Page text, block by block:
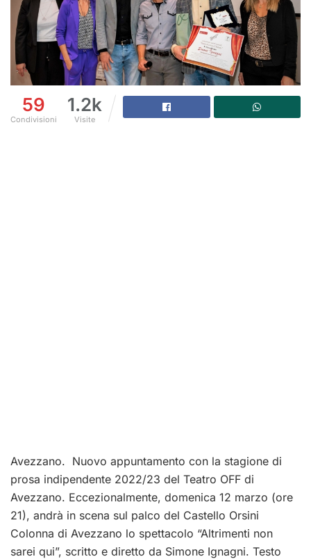
59
Condivisioni
1.2k
Visite
Avezzano. Nuovo appuntamento con la stagione di
prosa indipendente 2022/23 del Teatro OFF di
Avezzano. Eccezionalmente, domenica 12 marzo (ore
21), andrà in scena sul palco del Castello Orsini
Colonna di Avezzano lo spettacolo “Altrimenti non
sarei qui”, scritto e diretto da Simone Ignagni. Testo